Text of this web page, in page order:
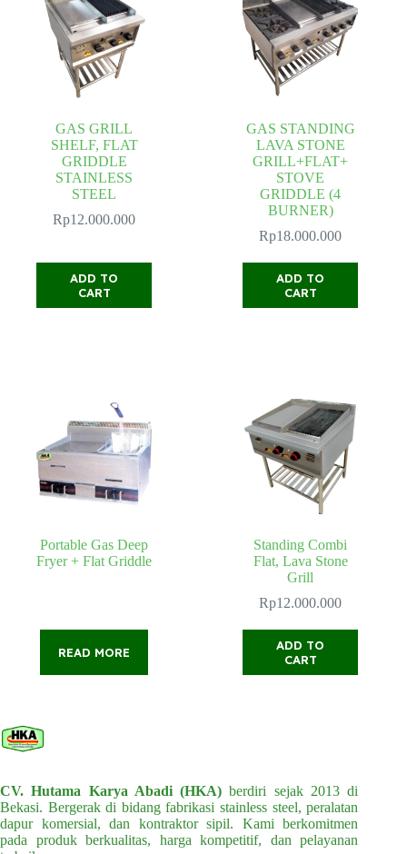
GAS GRILL
SHELF, FLAT
GRIDDLE
STAINLESS
STEEL
Rp12.000.000
ADD TO
CART
GAS STANDING
LAVA STONE
GRILL+FLAT+
STOVE
GRIDDLE (4
BURNER)
Rp18.000.000
ADD TO
CART
Portable Gas Deep
Fryer + Flat Griddle
READ MORE
Standing Combi
Flat, Lava Stone
Grill
Rp12.000.000
ADD TO
CART
CV. Hutama Karya Abadi (HKA) berdiri sejak 2013 di
Bekasi. Bergerak di bidang fabrikasi stainless steel, peralatan
dapur komersial, dan kontraktor sipil. Kami berkomitmen
pada produk berkualitas, harga kompetitif, dan pelayanan